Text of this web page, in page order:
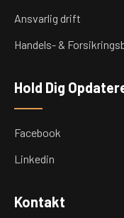
Ansvarlig drift
Handels- &
Hold Dig
Facebook
Linkedin
Kontakt